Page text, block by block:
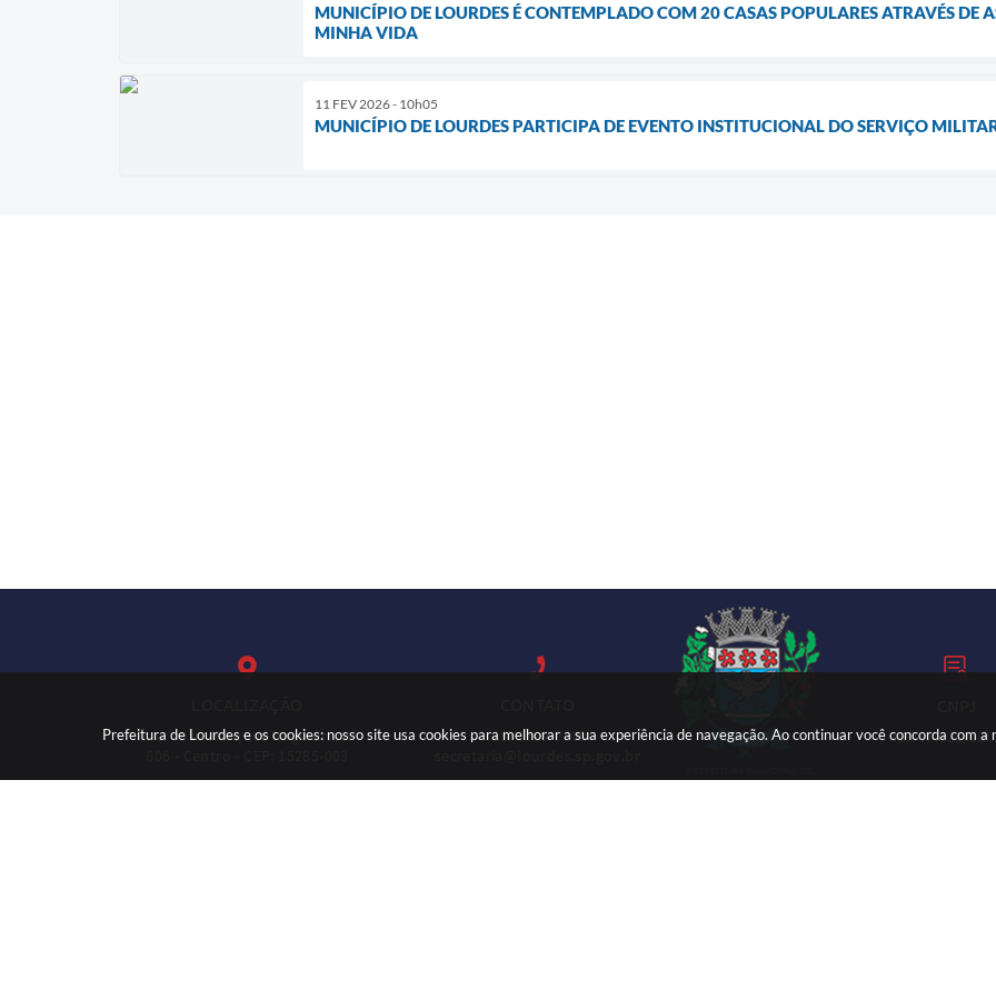
Prefeitura de Lourdes e os cookies: nosso site usa cookies para melhorar a sua experiência de navegação. Ao continuar você concorda com a
MUNICÍPIO DE LOURDES É CONTEMPLADO COM 20 CASAS POPULARES ATRAVÉS
MINHA VIDA
11 FEV 2026 - 10h05
MUNICÍPIO DE LOURDES PARTICIPA DE EVENTO INSTITUCIONAL DO SERVIÇO
Rua: José Marques Nogueira, nº
(18) 3699-9000
59.767.921/